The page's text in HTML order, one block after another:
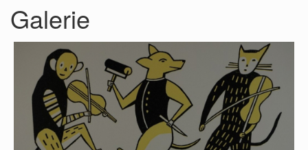
Galerie